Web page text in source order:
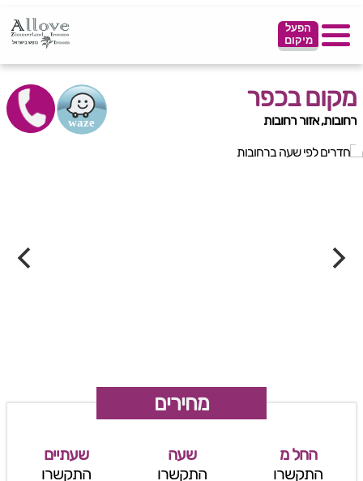
הפעל
מיקום
מקום בכפר
רחובות, אזור רחובות
מחירים
החל מ
התקשרו
שעה
התקשרו
שעתיים
התקשרו